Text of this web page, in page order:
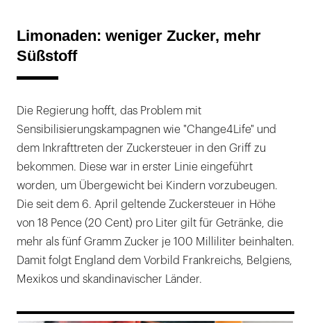
Limonaden: weniger Zucker, mehr
Süßstoff
Die Regierung hofft, das Problem mit
Sensibilisierungskampagnen wie "Change4Life" und
dem Inkrafttreten der Zuckersteuer in den Griff zu
bekommen. Diese war in erster Linie eingeführt
worden, um Übergewicht bei Kindern vorzubeugen.
Die seit dem 6. April geltende Zuckersteuer in Höhe
von 18 Pence (20 Cent) pro Liter gilt für Getränke, die
mehr als fünf Gramm Zucker je 100 Milliliter beinhalten.
Damit folgt England dem Vorbild Frankreichs, Belgiens,
Mexikos und skandinavischer Länder.